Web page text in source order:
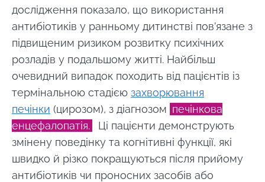
дослідження показало, що використання
антибіотиків у ранньому дитинстві пов’язане з
підвищеним ризиком розвитку психічних
розладів у подальшому житті. Найбільш
очевидний випадок походить від пацієнтів із
термінальною стадією захворювання
печінки (цирозом), з діагнозом печінкова
енцефалопатія.
Ці пацієнти демонструють
змінену поведінку та когнітивні функції, які
швидко й різко покращуються після прийому
антибіотиків чи проносних засобів або
Дізнатися
більше